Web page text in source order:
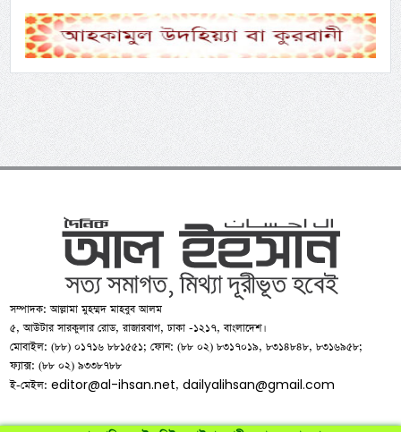
সম্পাদক: আল্লামা মুহম্মদ মাহবুব আলম
৫, আউটার সারকুলার রোড, রাজারবাগ, ঢাকা -১২১৭, বাংলাদেশ।
মোবাইল: (৮৮) ০১৭১৬ ৮৮১৫৫১; ফোন: (৮৮ ০২) ৮৩১৭০১৯, ৮৩১৪৮৪৮, ৮৩১৬৯৫৮;
ফ্যাক্স: (৮৮ ০২) ৯৩৩৮৭৮৮
ই-মেইল:editor@al-ihsan.net,dailyalihsan@gmail.com